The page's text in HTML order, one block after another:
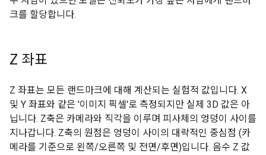
크를 할당합니다.
Z 좌표
Z 좌표는 모든 랜드마크에 대해 계산되는 실험적 값입니다. X
및 Y 좌표와 같은 '이미지 픽셀'로 측정되지만 실제 3D 값은 아
닙니다. Z축은 카메라와 직각을 이루며 피사체의 엉덩이 사이를
지나갑니다. Z축의 원점은 엉덩이 사이의 대략적인 중심점 (카
메라를 기준으로 왼쪽/오른쪽 및 전면/후면)입니다. 음수 Z 값